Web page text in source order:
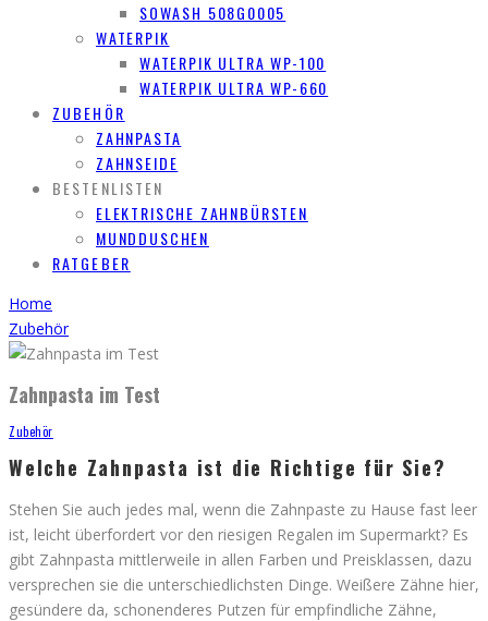
SOWASH 508G0005
WATERPIK
WATERPIK ULTRA WP-100
WATERPIK ULTRA WP-660
ZUBEHÖR
ZAHNPASTA
ZAHNSEIDE
BESTENLISTEN
ELEKTRISCHE ZAHNBÜRSTEN
MUNDDUSCHEN
RATGEBER
Home
Zubehör
Zahnpasta im Test
Zubehör
Welche Zahnpasta ist die Richtige für Sie?
Stehen Sie auch jedes mal, wenn die Zahnpaste zu Hause fast leer
ist, leicht überfordert vor den riesigen Regalen im Supermarkt? Es
gibt Zahnpasta mittlerweile in allen Farben und Preisklassen, dazu
versprechen sie die unterschiedlichsten Dinge. Weißere Zähne hier,
gesündere da, schonenderes Putzen für empfindliche Zähne,